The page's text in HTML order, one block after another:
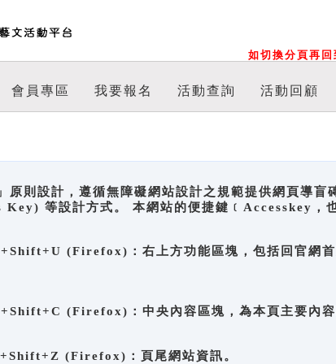
如切換分頁再
會員專區 我要報名 活動查詢 活動回顧
原則設計，遵循無障礙網站設計之規範提供網頁導
等設計方式。 本網站的便捷鍵﹝Accesskey，也
(Firefox)：右上方功能區塊，包括回官網首
(Firefox)：中央內容區塊，為本頁主要內容
(Firefox)：頁尾網站資訊。